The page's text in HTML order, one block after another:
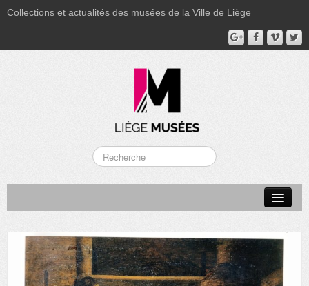
Collections et actualités des musées de la Ville de Liège
MUSÉE GRÉTRY
MUSÉE DU LUMINAIRE